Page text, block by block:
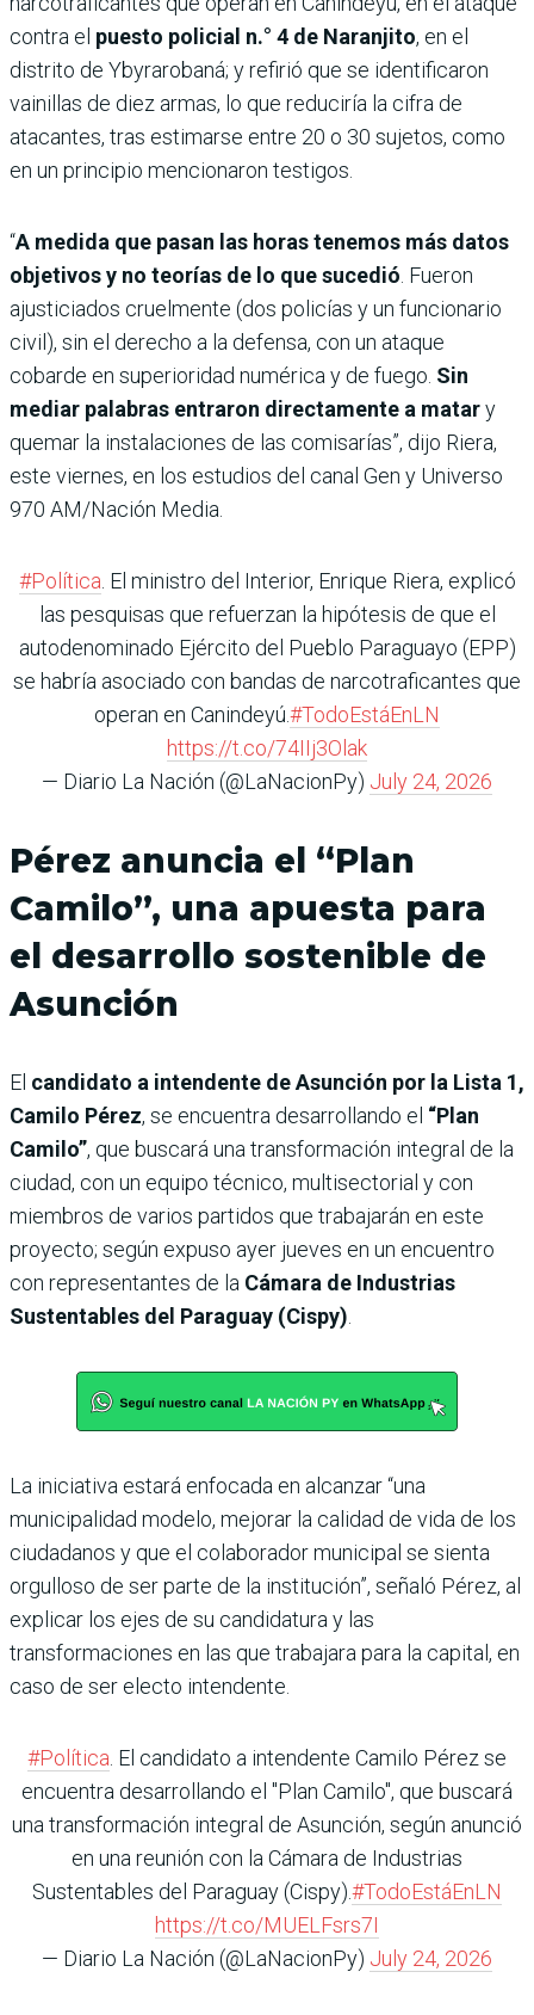
contra el puesto policial n.° 4 de Naranjito, en el
distrito de Ybyrarobaná; y refirió que se identificaron
vainillas de diez armas, lo que reduciría la cifra de
atacantes, tras estimarse entre 20 o 30 sujetos, como
en un principio mencionaron testigos.
“A medida que pasan las horas tenemos más datos
objetivos y no teorías de lo que sucedió . Fueron
ajusticiados cruelmente (dos policías y un funcionario
civil), sin el derecho a la defensa, con un ataque
cobarde en superioridad numérica y de fuego. Sin
mediar palabras entraron directamente a matary
quemar la instalaciones de las comisarías”, dijo Riera,
este viernes, en los estudios del canal Gen y Universo
970 AM/Nación Media.
#Política . El ministro del Interior, Enrique Riera, explicó
las pesquisas que refuerzan la hipótesis de que el
autodenominado Ejército del Pueblo Paraguayo (EPP)
se habría asociado con bandas de narcotraficantes que
operan en Canindeyú.#TodoEstáEnLN
https://t.co/74IIj3Olak
— Diario La Nación (@LaNacionPy) July 24, 2026
Pérez anuncia el “Plan
Camilo”, una apuesta para
el desarrollo sostenible de
Asunción
El candidato a intendente de Asunción por la Lista 1,
Camilo Pérez, se encuentra desarrollando el “Plan
Camilo”, que buscará una transformación integral de la
ciudad, con un equipo técnico, multisectorial y con
miembros de varios partidos que trabajarán en este
proyecto; según expuso ayer jueves en un encuentro
con representantes de la Cámara de Industrias
Sustentables del Paraguay (Cispy)
La iniciativa estará enfocada en alcanzar “una
municipalidad modelo, mejorar la calidad de vida de los
ciudadanos y que el colaborador municipal se sienta
orgulloso de ser parte de la institución”, señaló Pérez, al
explicar los ejes de su candidatura y las
transformaciones en las que trabajara para la capital, en
caso de ser electo intendente.
#Política . El candidato a intendente Camilo Pérez se
encuentra desarrollando el "Plan Camilo", que buscará
una transformación integral de Asunción, según anunció
en una reunión con la Cámara de Industrias
Sustentables del Paraguay (Cispy).#TodoEstáEnLN
https://t.co/MUELFsrs7I
— Diario La Nación (@LaNacionPy) July 24, 2026